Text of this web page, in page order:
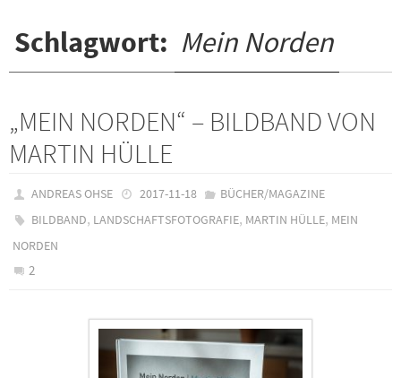
Schlagwort: Mein Norden
„MEIN NORDEN“ – BILDBAND VON
MARTIN HÜLLE
ANDREAS OHSE 2017-11-18
BÜCHER/MAGAZINE
BILDBAND, LANDSCHAFTSFOTOGRAFIE, MARTIN HÜLLE, MEIN
NORDEN
2